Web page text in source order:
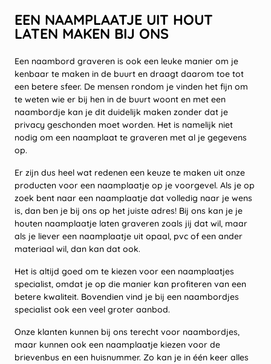
EEN NAAMPLAATJE UIT HOUT
LATEN MAKEN BIJ ONS
Een naambord graveren is ook een leuke manier om je
kenbaar te maken in de buurt en draagt daarom toe tot
een betere sfeer. De mensen rondom je vinden het fijn om
te weten wie er bij hen in de buurt woont en met een
naambordje kan je dit duidelijk maken zonder dat je
privacy geschonden moet worden. Het is namelijk niet
nodig om een naamplaat te graveren met al je gegevens
op.
Er zijn dus heel wat redenen een keuze te maken uit onze
producten voor een naamplaatje op je voorgevel. Als je op
zoek bent naar een naamplaatje dat volledig naar je wens
is, dan ben je bij ons op het juiste adres! Bij ons kan je je
houten naamplaatje laten graveren zoals jij dat wil, maar
als je liever een naamplaatje uit opaal, pvc of een ander
materiaal wil, dan kan dat ook.
Het is altijd goed om te kiezen voor een naamplaatjes
specialist, omdat je op die manier kan profiteren van een
betere kwaliteit. Bovendien vind je bij een naambordjes
specialist ook een veel groter aanbod.
Onze klanten kunnen bij ons terecht voor naambordjes,
maar kunnen ook een naamplaatje kiezen voor de
brievenbus en een huisnummer. Zo kan je in één keer alles